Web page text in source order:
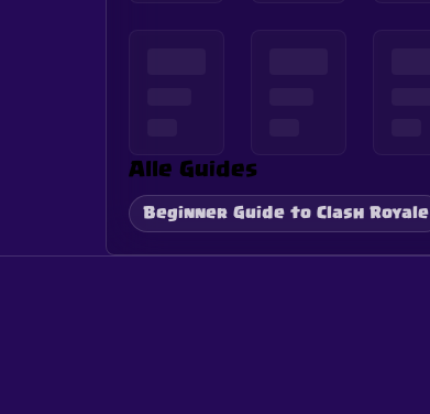
Alle Guides
Beginner Guide to Clash Royale